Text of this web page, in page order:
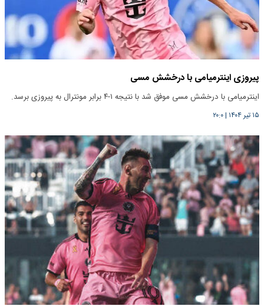
پیروزی اینترمیامی با درخشش مسی
اینترمیامی با درخشش مسی موفق شد با نتیجه ۱-۴ برابر مونترال به پیروزی برسد.
۱۵ تیر ۱۴۰۴ |۲۰:۰